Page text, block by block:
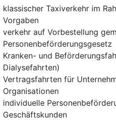
klassischer Taxiverkehr im
Vorgaben
verkehr auf Vorbestellung
Personenbeförderungsgesetz
Kranken- und
Dialysefahrten)
Vertragsfahrten für
Organisationen
individuelle
Geschäftskunden